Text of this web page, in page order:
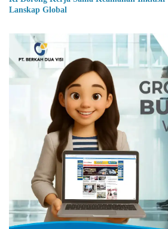
Lanskap Global